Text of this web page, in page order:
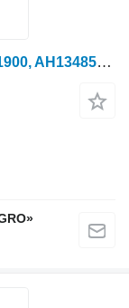
John Deere DE31853, DE19271, AH131900, AH134858, AH140127, DE19111 reductor para John Deere